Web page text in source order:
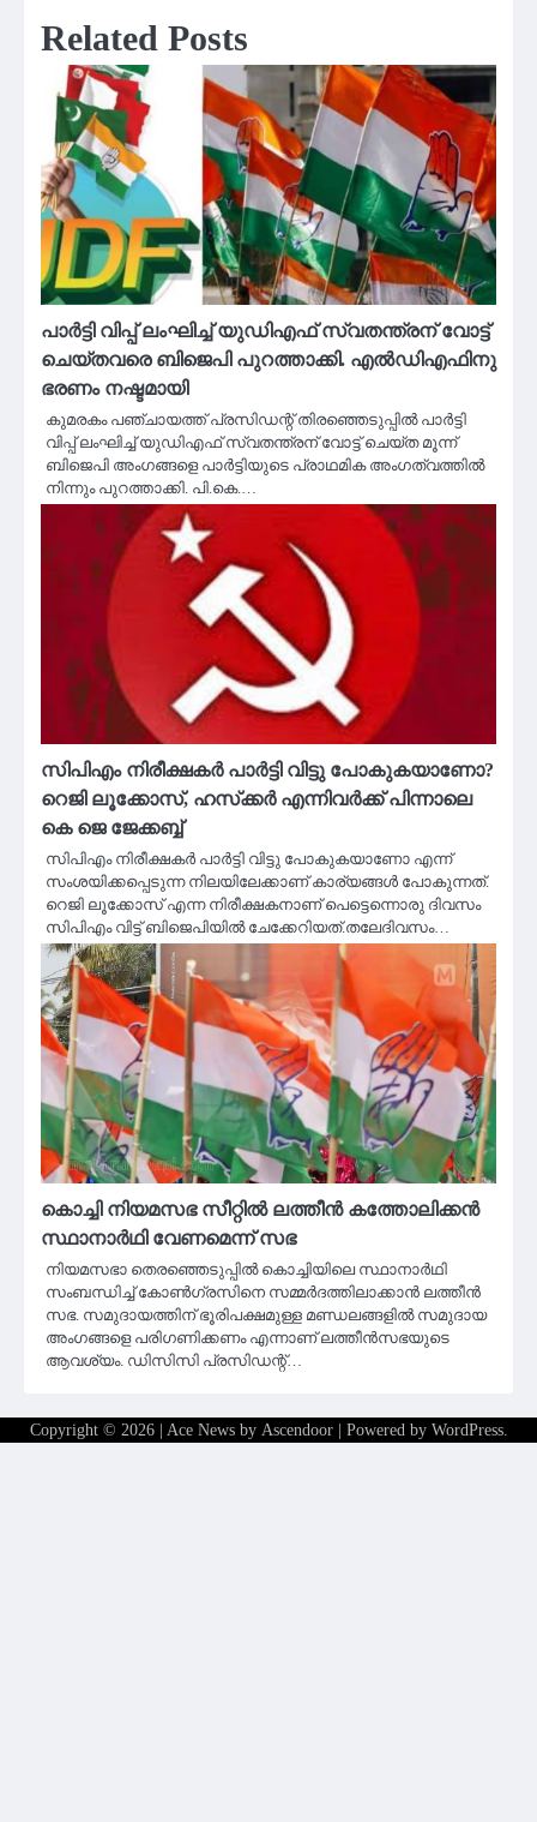
Related Posts
പാർട്ടി വിപ്പ് ലംഘിച്ച് യുഡിഎഫ് സ്വതന്ത്രന് വോട്ട്
ചെയ്തവരെ ബിജെപി പുറത്താക്കി. എൽഡിഎഫിനു
ഭരണം നഷ്ടമായി
കുമരകം പഞ്ചായത്ത് പ്രസിഡന്റ് തിരഞ്ഞെടുപ്പിൽ പാർട്ടി
വിപ്പ് ലംഘിച്ച് യുഡിഎഫ് സ്വതന്ത്രന് വോട്ട് ചെയ്ത മൂന്ന്
ബിജെപി അംഗങ്ങളെ പാർട്ടിയുടെ പ്രാഥമിക അംഗത്വത്തിൽ
നിന്നും പുറത്താക്കി. പി.കെ.…
സിപിഎം നിരീക്ഷകർ പാർട്ടി വിട്ടു പോകുകയാണോ?
റെജി ലൂക്കോസ്, ഹസ്‌ക്കർ എന്നിവർക്ക് പിന്നാലെ
കെ ജെ ജേക്കബ്ബ്
സിപിഎം നിരീക്ഷകർ പാർട്ടി വിട്ടു പോകുകയാണോ എന്ന്
സംശയിക്കപ്പെടുന്ന നിലയിലേക്കാണ് കാര്യങ്ങൾ പോകുന്നത്.
റെജി ലൂക്കോസ് എന്ന നിരീക്ഷകനാണ് പെട്ടെന്നൊരു ദിവസം
സിപിഎം വിട്ട് ബിജെപിയിൽ ചേക്കേറിയത്.തലേദിവസം…
കൊച്ചി നിയമസഭ സീറ്റിൽ ലത്തീന്‍ കത്തോലിക്കന്‍
സ്ഥാനാർഥി വേണമെന്ന് സഭ
നിയമസഭാ തെരഞ്ഞെടുപ്പില്‍ കൊച്ചിയിലെ സ്ഥാനാര്‍ഥി
സംബന്ധിച്ച് കോണ്‍ഗ്രസിനെ സമ്മര്‍ദത്തിലാക്കാന്‍ ലത്തീന്‍
സഭ. സമുദായത്തിന് ഭൂരിപക്ഷമുള്ള മണ്ഡലങ്ങളില്‍ സമുദായ
അംഗങ്ങളെ പരിഗണിക്കണം എന്നാണ് ലത്തീന്‍സഭയുടെ
ആവശ്യം. ഡിസിസി പ്രസിഡന്റ്…
Copyright © 2026 | Ace News by Ascendoor| Powered by WordPress.